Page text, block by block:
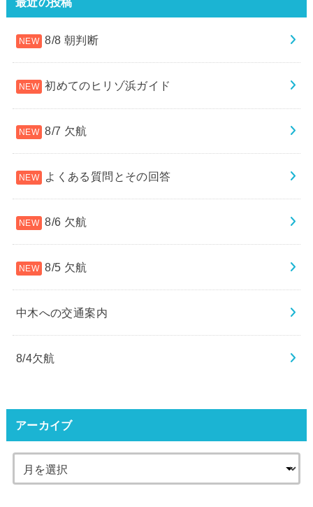
8/8 朝判断
初めてのヒリゾ浜ガイド
8/7 欠航
よくある質問とその回答
8/6 欠航
8/5 欠航
中木への交通案内
8/4欠航
アーカイブ